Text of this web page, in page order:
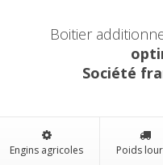
Boitier
Société
Engins agricoles Poids